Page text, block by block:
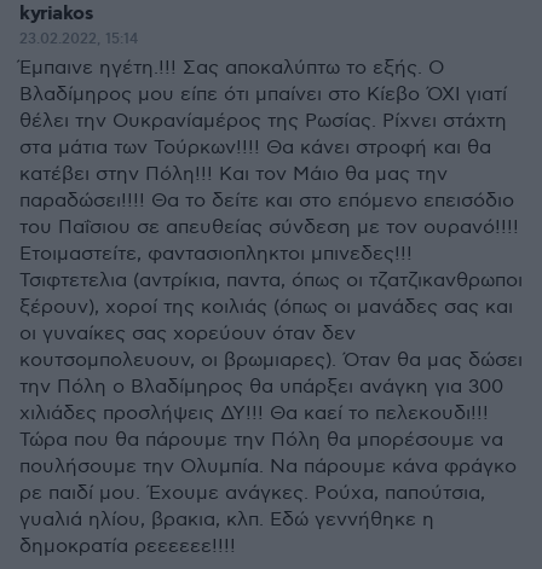
kyriakos
23.02.2022, 15:14
Έμπαινε ηγέτη.!!! Σας αποκαλύπτω το εξής. Ο
Βλαδίμηρος μου είπε ότι μπαίνει στο Κίεβο ΌΧΙ γιατί
θέλει την Ουκρανίαμέρος της Ρωσίας. Ρίχνει στάχτη
στα μάτια των Τούρκων!!!! Θα κάνει στροφή και θα
κατέβει στην Πόλη!!! Και τον Μάιο θα μας την
παραδώσει!!!! Θα το δείτε και στο επόμενο επεισόδιο
του Παΐσιου σε απευθείας σύνδεση με τον ουρανό!!!!
Ετοιμαστείτε, φαντασιοπληκτοι μπινεδες!!!
Τσιφτετελια (αντρίκια, παντα, όπως οι τζατζικανθρωποι
ξέρουν), χοροί της κοιλιάς (όπως οι μανάδες σας και
οι γυναίκες σας χορεύουν όταν δεν
κουτσομπολευουν, οι βρωμιαρες). Όταν θα μας δώσει
την Πόλη ο Βλαδίμηρος θα υπάρξει ανάγκη για 300
χιλιάδες προσλήψεις ΔΥ!!! Θα καεί το πελεκουδι!!!
Τώρα που θα πάρουμε την Πόλη θα μπορέσουμε να
πουλήσουμε την Ολυμπία. Να πάρουμε κάνα φράγκο
ρε παιδί μου. Έχουμε ανάγκες. Ρούχα, παπούτσια,
γυαλιά ηλίου, βρακια, κλπ. Εδώ γεννήθηκε η
δημοκρατία ρεεεεεε!!!!